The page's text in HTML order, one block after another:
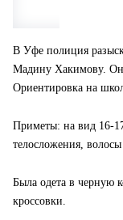
В Уфе полиция
Мадину Хакимову.
Ориентировка на
Приметы: на вид 16-
телосложения,
Была одета в черную
кроссовки.